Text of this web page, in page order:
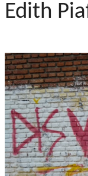
Edith